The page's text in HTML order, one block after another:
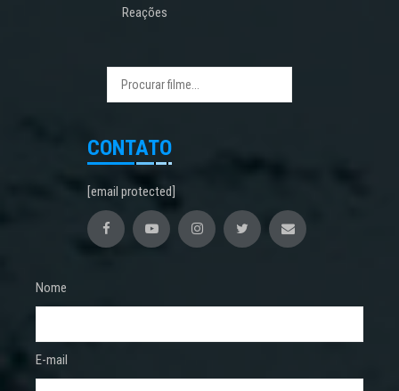
Reações
CONTATO
[email protected]
Nome
E-mail